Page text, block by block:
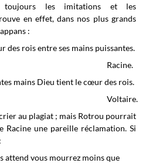
les imitations et les
en effet, dans nos plus grands
:
des rois entre ses mains puissantes.
Racine.
mains Dieu tient le cœur des rois.
Voltaire.
au plagiat ; mais Rotrou pourrait
Racine une pareille réclamation. Si
attend vous mourrez moins que